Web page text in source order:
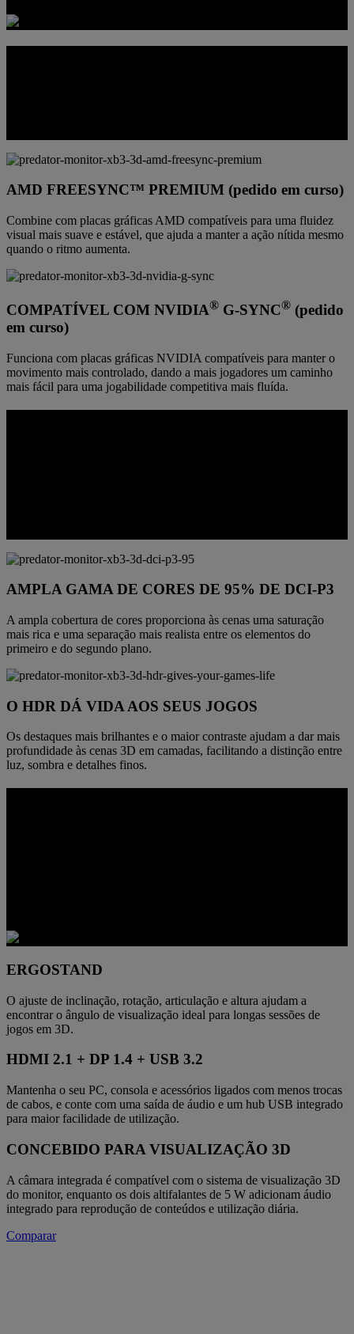
AMD FREESYNC™ PREMIUM (pedido em curso)
Combine com placas gráficas AMD compatíveis para uma fluidez
visual mais suave e estável, que ajuda a manter a ação nítida mesmo
quando o ritmo aumenta.
COMPATÍVEL COM NVIDIA® G-SYNC® (pedido
em curso)
Funciona com placas gráficas NVIDIA compatíveis para manter o
movimento mais controlado, dando a mais jogadores um caminho
mais fácil para uma jogabilidade competitiva mais fluída.
AMPLA GAMA DE CORES DE 95% DE DCI-P3
A ampla cobertura de cores proporciona às cenas uma saturação
mais rica e uma separação mais realista entre os elementos do
primeiro e do segundo plano.
O HDR DÁ VIDA AOS SEUS JOGOS
Os destaques mais brilhantes e o maior contraste ajudam a dar mais
profundidade às cenas 3D em camadas, facilitando a distinção entre
luz, sombra e detalhes finos.
ERGOSTAND
O ajuste de inclinação, rotação, articulação e altura ajudam a
encontrar o ângulo de visualização ideal para longas sessões de
jogos em 3D.
HDMI 2.1 + DP 1.4 + USB 3.2
Mantenha o seu PC, consola e acessórios ligados com menos trocas
de cabos, e conte com uma saída de áudio e um hub USB integrado
para maior facilidade de utilização.
CONCEBIDO PARA VISUALIZAÇÃO 3D
A câmara integrada é compatível com o sistema de visualização 3D
do monitor, enquanto os dois altifalantes de 5 W adicionam áudio
integrado para reprodução de conteúdos e utilização diária.
Comparar